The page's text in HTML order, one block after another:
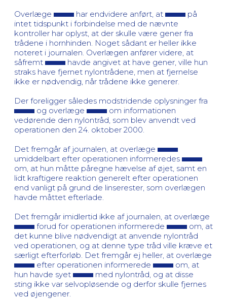
Overlæge
har endvidere anført, at
på
intet tidspunkt i forbindelse med de nævnte
kontroller har oplyst, at der skulle være gener fra
trådene i hornhinden. Noget sådant er heller ikke
noteret i journalen. Overlægen anfører videre, at
såfremt
havde angivet at have gener, ville hun
straks have fjernet nylontrådene, men at fjernelse
ikke er nødvendig, når trådene ikke generer.
Der foreligger således modstridende oplysninger fra
og overlæge
om informationen
vedørende den nylontråd, som blev anvendt ved
operationen den 24. oktober 2000.
Det fremgår af journalen, at overlæge
umiddelbart efter operationen informeredes
om, at hun måtte påregne hævelse af øjet, samt en
lidt kraftigere reaktion generelt efter operationen
end vanligt på grund de linserester, som overlægen
havde måttet efterlade.
Det fremgår imidlertid ikke af journalen, at overlæge
forud for operationen informerede
om, at
det kunne blive nødvendigt at anvende nylontråd
ved operationen, og at denne type tråd ville kræve et
særligt efterforløb. Det fremgår ej heller, at overlæge
efter operationen informerede
om, at
hun havde syet
med nylontråd, og at disse
sting ikke var selvopløsende og derfor skulle fjernes
ved øjengener.